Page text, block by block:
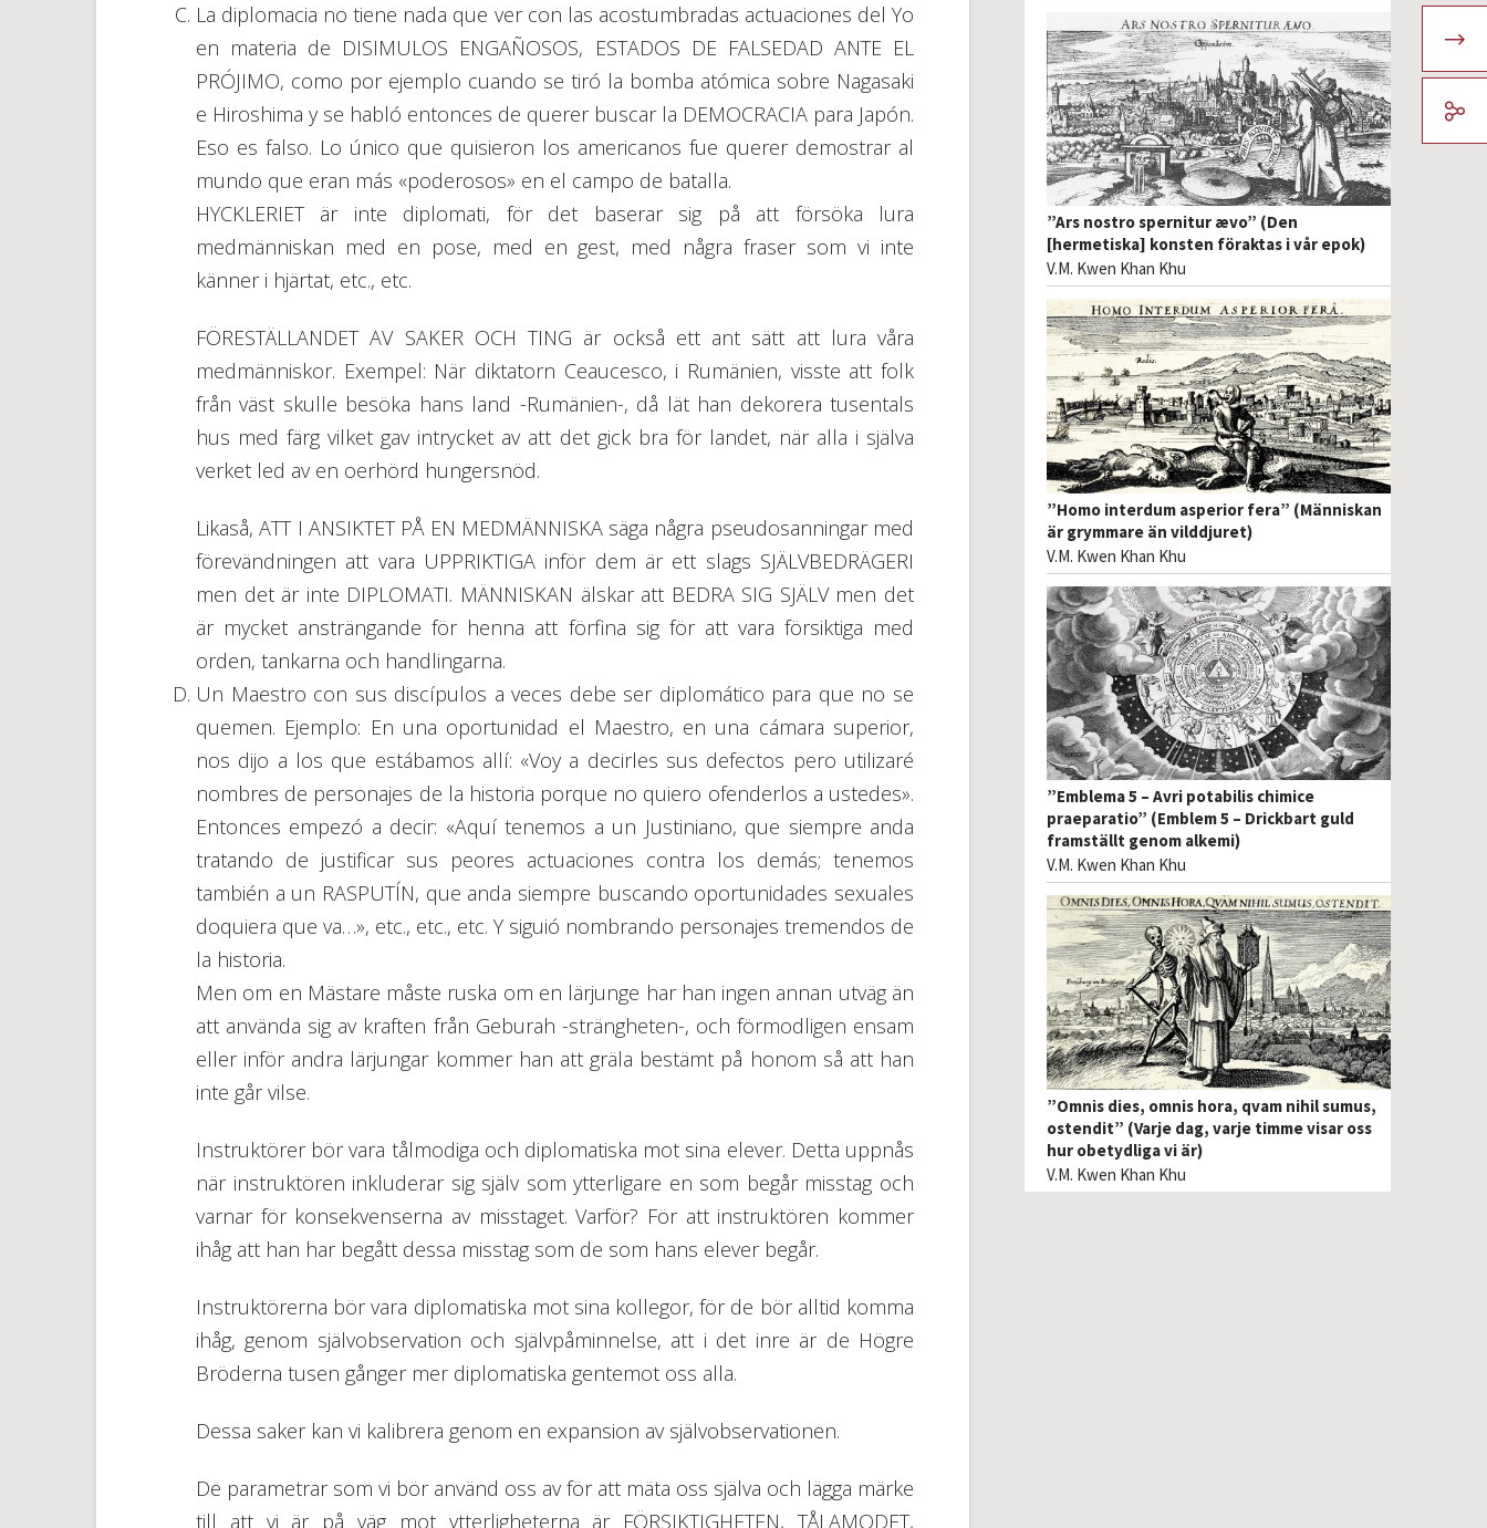
La diplomacia no tiene nada que ver con las acostumbradas actuaciones del Yo
en materia de DISIMULOS ENGAÑOSOS, ESTADOS DE FALSEDAD ANTE EL
PRÓJIMO, como por ejemplo cuando se tiró la bomba atómica sobre Nagasaki
e Hiroshima y se habló entonces de querer buscar la DEMOCRACIA para Japón.
Eso es falso. Lo único que quisieron los americanos fue querer demostrar al
mundo que eran más «poderosos» en el campo de batalla.
HYCKLERIET är inte diplomati, för det baserar sig på att försöka lura
medmänniskan med en pose, med en gest, med några fraser som vi inte
känner i hjärtat, etc., etc.
FÖRESTÄLLANDET AV SAKER OCH TING är också ett ant sätt att lura våra
medmänniskor. Exempel: När diktatorn Ceaucesco, i Rumänien, visste att folk
från väst skulle besöka hans land -Rumänien-, då lät han dekorera tusentals
hus med färg vilket gav intrycket av att det gick bra för landet, när alla i själva
verket led av en oerhörd hungersnöd.
Likaså, ATT I ANSIKTET PÅ EN MEDMÄNNISKA säga några pseudosanningar med
förevändningen att vara UPPRIKTIGA inför dem är ett slags SJÄLVBEDRÄGERI
men det är inte DIPLOMATI. MÄNNISKAN älskar att BEDRA SIG SJÄLV men det
är mycket ansträngande för henna att förfina sig för att vara försiktiga med
orden, tankarna och handlingarna.
Un Maestro con sus discípulos a veces debe ser diplomático para que no se
quemen. Ejemplo: En una oportunidad el Maestro, en una cámara superior,
nos dijo a los que estábamos allí: «Voy a decirles sus defectos pero utilizaré
nombres de personajes de la historia porque no quiero ofenderlos a ustedes».
Entonces empezó a decir: «Aquí tenemos a un Justiniano, que siempre anda
tratando de justificar sus peores actuaciones contra los demás; tenemos
también a un RASPUTÍN, que anda siempre buscando oportunidades sexuales
doquiera que va…», etc., etc., etc. Y siguió nombrando personajes tremendos de
la historia.
Men om en Mästare måste ruska om en lärjunge har han ingen annan utväg än
att använda sig av kraften från Geburah -strängheten-, och förmodligen ensam
eller inför andra lärjungar kommer han att gräla bestämt på honom så att han
inte går vilse.
Instruktörer bör vara tålmodiga och diplomatiska mot sina elever. Detta uppnås
när instruktören inkluderar sig själv som ytterligare en som begår misstag och
varnar för konsekvenserna av misstaget. Varför? För att instruktören kommer
ihåg att han har begått dessa misstag som de som hans elever begår.
Instruktörerna bör vara diplomatiska mot sina kollegor, för de bör alltid komma
ihåg, genom självobservation och självpåminnelse, att i det inre är de Högre
Bröderna tusen gånger mer diplomatiska gentemot oss alla.
Dessa saker kan vi kalibrera genom en expansion av självobservationen.
De parametrar som vi bör använd oss av för att mäta oss själva och lägga märke
till att vi är på väg mot ytterligheterna är FÖRSIKTIGHETEN, TÅLAMODET,
”Ars nostro spernitur ævo” (Den
[hermetiska] konsten föraktas i vår epok)
V.M. Kwen Khan Khu
”Homo interdum asperior fera” (Människan
är grymmare än vilddjuret)
V.M. Kwen Khan Khu
”Emblema 5 – Avri potabilis chimice
praeparatio” (Emblem 5 – Drickbart guld
framställt genom alkemi)
V.M. Kwen Khan Khu
”Omnis dies, omnis hora, qvam nihil sumus,
ostendit” (Varje dag, varje timme visar oss
hur obetydliga vi är)
V.M. Kwen Khan Khu